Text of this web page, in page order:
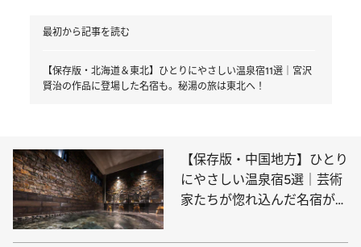
最初から記事を読む
【保存版・北海道＆東北】ひとりにやさしい温泉宿11選｜宮沢
賢治の作品に登場した名宿も。秘湯の旅は東北へ！
【保存版・中国地方】ひとり
にやさしい温泉宿5選｜芸術
家たちが惚れ込んだ名宿が岡